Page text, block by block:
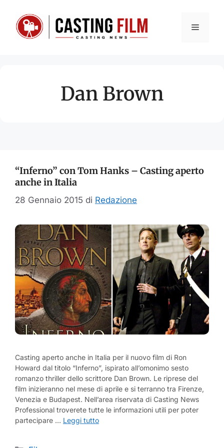
contenuto
Menu
Dan Brown
“Inferno” con Tom Hanks – Casting aperto
anche in Italia
28 Gennaio 2015 di Redazione
Casting aperto anche in Italia per il nuovo film di Ron
Howard dal titolo “Inferno”, ispirato all’omonimo sesto
romanzo thriller dello scrittore Dan Brown. Le riprese del
film inizieranno nel mese di aprile e si terranno tra Firenze,
Venezia e Budapest. Nell’area riservata di Casting News
Professional troverete tutte le informazioni utili per poter
partecipare … Leggi tutto